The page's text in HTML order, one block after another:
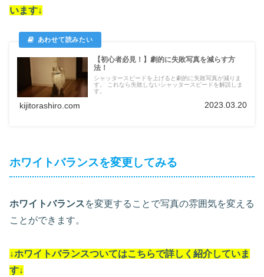
います↓
【初心者必見！】劇的に失敗写真を減らす方
法！
シャッタースピードを上げると劇的に失敗写真が減りま
す。 これなら失敗しないシャッタースピードを解説しま
す。
kijitorashiro.com 2023.03.20
ホワイトバランスを変更してみる
ホワイトバランスを変更することで写真の雰囲気を変える
ことができます。
↓ホワイトバランスついてはこちらで詳しく紹介していま
す↓